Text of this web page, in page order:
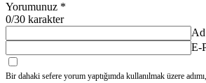
Yorumunuz *
0/30 karakter
Ad
E-
Bir dahaki sefere yorum yaptığımda kullanılmak üzere